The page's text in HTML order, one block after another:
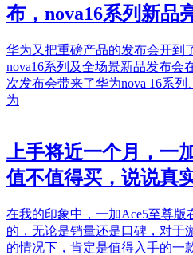
布，nova16系列新品
华为又把重磅产品的发布会开到
nova16系列及全场景新品发布会
次发布会带来了华为nova 16系列
为
上手将近一个月，一
值不值得买，说说真
在我的印象中，一加Ace5至尊版
的，无论是销量还是口碑，对于
的情况下，肯定是值得入手的一